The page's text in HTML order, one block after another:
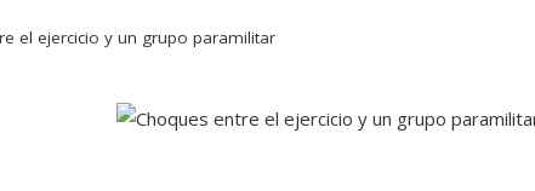
el ejercicio y un grupo paramilitar